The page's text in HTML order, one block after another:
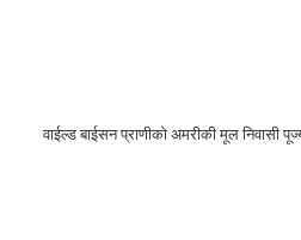
वाईल्ड बाईसन प्राणीको अमरीकी मूल निवासी